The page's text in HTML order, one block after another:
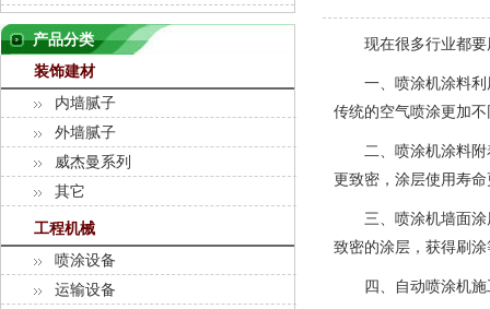
产品分类
装饰建材
内墙腻子
外墙腻子
威杰曼系列
其它
工程机械
喷涂设备
运输设备
现在很多行业都要
一、喷涂机涂料利用
传统的空气喷涂更加
二、喷涂机涂料附着
更致密，涂层使用寿
三、喷涂机墙面涂层
致密的涂层，获得刷
四、自动喷涂机施